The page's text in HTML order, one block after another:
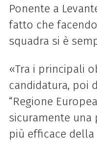
Ponente a
fatto che
squadra si è
«Tra i principali
candidatura, poi
“Regione
sicuramente una
più efficace